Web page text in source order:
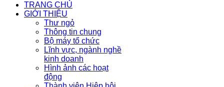
TRANG CHỦ
GIỚI THIỆU
Thư ngỏ
Thông tin chung
Bộ máy tổ chức
Lĩnh vực, ngành nghề
kinh doanh
Hình ảnh các hoạt
động